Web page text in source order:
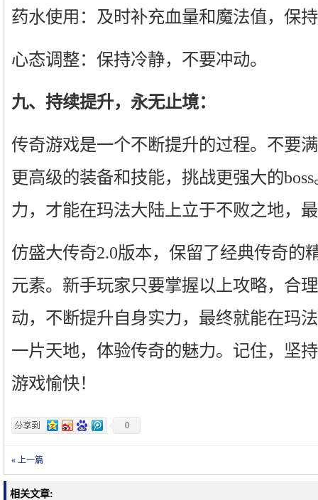
药水使用：及时补充血量和魔法值，保
心态调整：保持冷静，不要冲动。
九、持续提升，永无止境：
传奇游戏是一个不断提升的过程。不要
更高级的装备和技能，挑战更强大的
力，才能在玛法大陆上立于不败之地，
仿盛大传奇2.0版本，保留了经典传奇的
元素。新手玩家只要掌握以上攻略，合
动，不断提升自身实力，最终就能在玛
一片天地，体验传奇的魅力。记住，坚
游戏愉快！
0
« 上一篇
相关文章: